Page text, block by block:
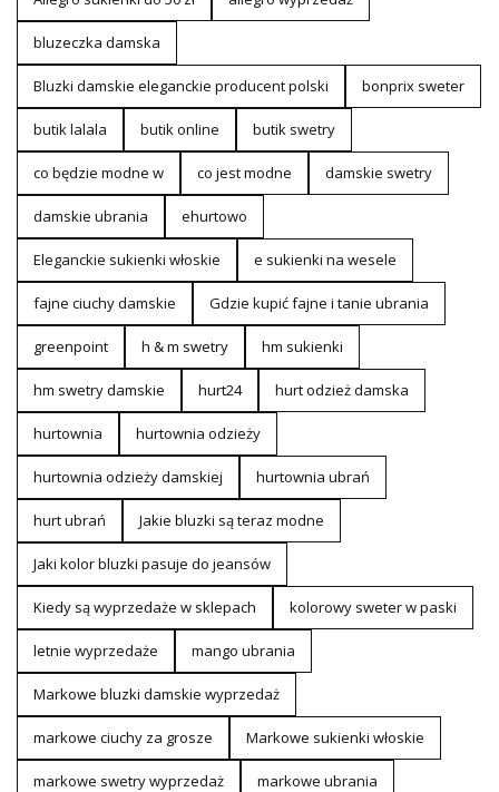
bluzeczka damska
Bluzki damskie eleganckie producent polski bonprix sweter
butik lalala butik online butik swetry
co będzie modne w co jest modne damskie swetry
damskie ubrania ehurtowo
Eleganckie sukienki włoskie e sukienki na wesele
fajne ciuchy damskie Gdzie kupić fajne i tanie ubrania
greenpoint h & m swetry hm sukienki
hm swetry damskie hurt24 hurt odzież damska
hurtownia hurtownia odzieży
hurtownia odzieży damskiej hurtownia ubrań
hurt ubrań Jakie bluzki są teraz modne
Jaki kolor bluzki pasuje do jeansów
Kiedy są wyprzedaże w sklepach kolorowy sweter w paski
letnie wyprzedaże mango ubrania
Markowe bluzki damskie wyprzedaż
markowe ciuchy za grosze Markowe sukienki włoskie
markowe swetry wyprzedaż markowe ubrania